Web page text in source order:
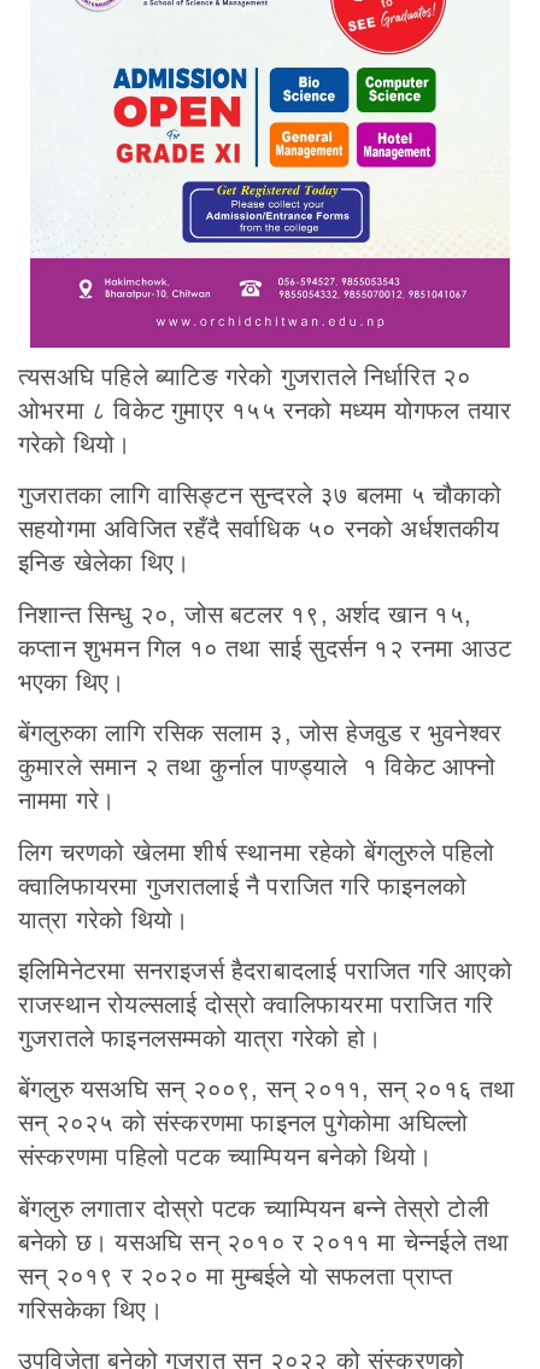
त्यसअघि पहिले ब्याटिङ गरेको गुजरातले निर्धारित २०
ओभरमा ८ विकेट गुमाएर १५५ रनको मध्यम योगफल तयार
गरेको थियो।
गुजरातका लागि वासिङ्टन सुन्दरले ३७ बलमा ५ चौकाको
सहयोगमा अविजित रहँदै सर्वाधिक ५० रनको अर्धशतकीय
इनिङ खेलेका थिए।
निशान्त सिन्धु २०, जोस बटलर १९, अर्शद खान १५,
कप्तान शुभमन गिल १० तथा साई सुदर्सन १२ रनमा आउट
भएका थिए।
बेंगलुरुका लागि रसिक सलाम ३, जोस हेजवुड र भुवनेश्वर
कुमारले समान २ तथा कुर्नाल पाण्ड्याले १ विकेट आफ्नो
नाममा गरे।
लिग चरणको खेलमा शीर्ष स्थानमा रहेको बेंगलुरुले पहिलो
क्वालिफायरमा गुजरातलाई नै पराजित गरि फाइनलको
यात्रा गरेको थियो।
इलिमिनेटरमा सनराइजर्स हैदराबादलाई पराजित गरि आएको
राजस्थान रोयल्सलाई दोस्रो क्वालिफायरमा पराजित गरि
गुजरातले फाइनलसम्मको यात्रा गरेको हो।
बेंगलुरु यसअघि सन् २००९, सन् २०११, सन् २०१६ तथा
सन् २०२५ को संस्करणमा फाइनल पुगेकोमा अघिल्लो
संस्करणमा पहिलो पटक च्याम्पियन बनेको थियो।
बेंगलुरु लगातार दोस्रो पटक च्याम्पियन बन्ने तेस्रो टोली
बनेको छ। यसअघि सन् २०१० र २०११ मा चेन्नईले तथा
सन् २०१९ र २०२० मा मुम्बईले यो सफलता प्राप्त
गरिसकेका थिए।
उपविजेता बनेको गुजरात सन् २०२२ को संस्करणको